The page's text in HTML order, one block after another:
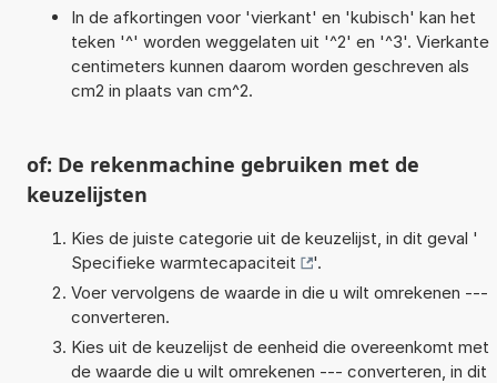
In de afkortingen voor 'vierkant' en 'kubisch' kan het
teken '^' worden weggelaten uit '^2' en '^3'. Vierkante
centimeters kunnen daarom worden geschreven als
cm2 in plaats van cm^2.
of: De rekenmachine gebruiken met de
keuzelijsten
Kies de juiste categorie uit de keuzelijst, in dit geval '
Specifieke warmtecapaciteit
'.
Voer vervolgens de waarde in die u wilt omrekenen ---
converteren.
Kies uit de keuzelijst de eenheid die overeenkomt met
de waarde die u wilt omrekenen --- converteren, in dit